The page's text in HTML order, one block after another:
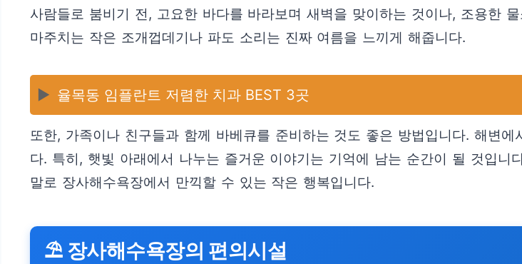
사람들로 붐비기 전, 고요한 바다를 바라보며 새벽을 맞이하는 것이나, 조용한
마주치는 작은 조개껍데기나 파도 소리는 진짜 여름을 느끼게 해줍니다.
▶️ 율목동 임플란트 저렴한 치과 BEST 3곳
또한, 가족이나 친구들과 함께 바베큐를 준비하는 것도 좋은 방법입니다. 해변
다. 특히, 햇빛 아래에서 나누는 즐거운 이야기는 기억에 남는 순간이 될 것입
말로 장사해수욕장에서 만끽할 수 있는 작은 행복입니다.
⛱️ 장사해수욕장의 편의시설